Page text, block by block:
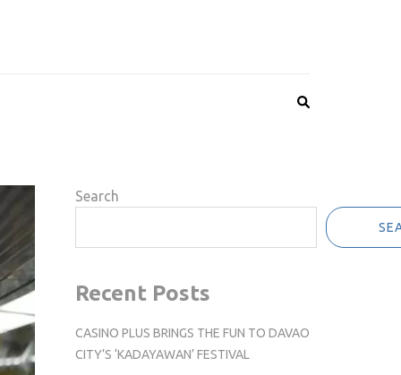
Search
Recent Posts
CASINO PLUS BRINGS THE FUN TO DAVAO
CITY’S ‘KADAYAWAN’ FESTIVAL